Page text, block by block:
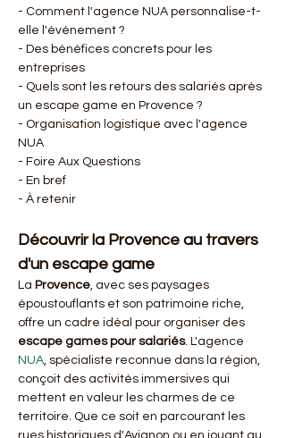
- Comment l'agence NUA personnalise-t-
elle l'événement ?
- Des bénéfices concrets pour les
entreprises
- Quels sont les retours des salariés après
un escape game en Provence ?
- Organisation logistique avec l'agence
NUA
- Foire Aux Questions
- En bref
- À retenir
Découvrir la Provence au travers
d'un escape game
La Provence, avec ses paysages
époustouflants et son patrimoine riche,
offre un cadre idéal pour organiser des
escape games pour salariés. L'agence
NUA, spécialiste reconnue dans la région,
conçoit des activités immersives qui
mettent en valeur les charmes de ce
territoire. Que ce soit en parcourant les
rues historiques d'Avignon ou en jouant au